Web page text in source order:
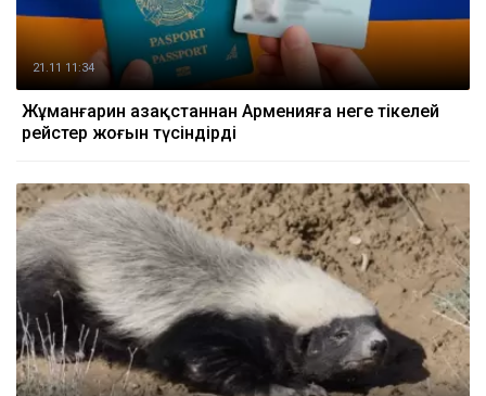
21.11 11:34
Жұманғарин Қазақстаннан Арменияға неге тікелей
рейстер жоғын түсіндірді